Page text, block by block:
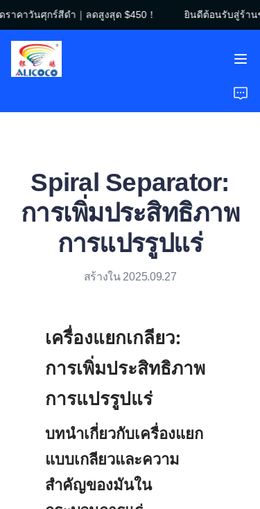
คาวันศุกร์สีดำ｜ลดสูงสุด $450！
ยินดีต้อนรับสู่ร้านข
ยินดีต้อนรับสู่ร้านของ
ดำ｜ลดสูงสุด $450！
Spiral Separator:
การเพิ่มประสิทธิภาพ
การแปรรูปแร่
สร้างใน 2025.09.27
เครื่องแยกเกลียว:
การเพิ่มประสิทธิภาพ
การแปรรูปแร่
บทนำเกี่ยวกับเครื่องแยก
แบบเกลียวและความ
สำคัญของมันใน
หน้าแรก
สินค้า
กรณีศึกษา
เกี่ยวกับเรา
คำถามที่พบบ่อย